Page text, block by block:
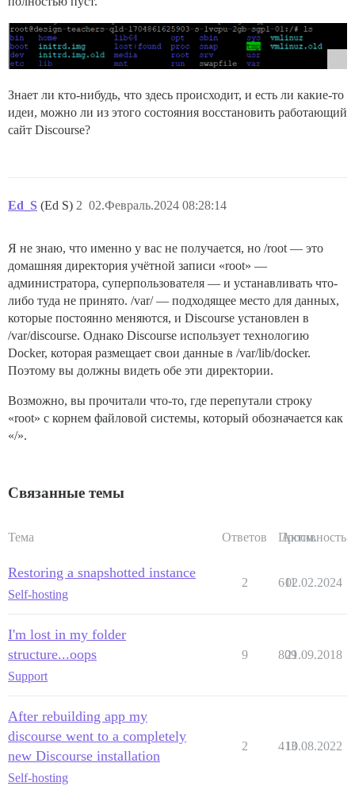
Знает ли кто-нибудь, что здесь происходит, и есть ли какие-то
идеи, можно ли из этого состояния восстановить работающий
сайт Discourse?
Ed_S (Ed S) 02.Февраль.2024 08:28:14
2
Я не знаю, что именно у вас не получается, но /root — это
домашняя директория учётной записи «root» —
администратора, суперпользователя — и устанавливать что-
либо туда не принято. /var/ — подходящее место для данных,
которые постоянно меняются, и Discourse установлен в
/var/discourse. Однако Discourse использует технологию
Docker, которая размещает свои данные в /var/lib/docker.
Поэтому вы должны видеть обе эти директории.
Возможно, вы прочитали что-то, где перепутали строку
«root» с корнем файловой системы, который обозначается как
«/».
Связанные темы
Тема Ответов Просм.
Активность
Restoring a snapshotted instance
Self-hosting
2 611
02.02.2024
I'm lost in my folder
structure...oops
Support
9 809
21.09.2018
After rebuilding app my
discourse went to a completely
new Discourse installation
Self-hosting
2 413
10.08.2022